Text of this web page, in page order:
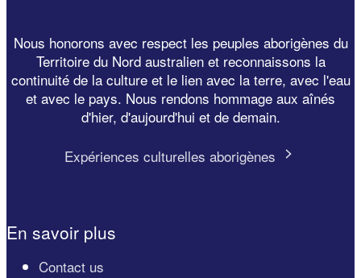
Nous honorons avec respect les peuples aborigènes du
Territoire du Nord australien et reconnaissons la
continuité de la culture et le lien avec la terre, avec l'eau
et avec le pays. Nous rendons hommage aux aînés
d'hier, d'aujourd'hui et de demain.
Expériences culturelles aborigènes
En savoir plus
Contact us